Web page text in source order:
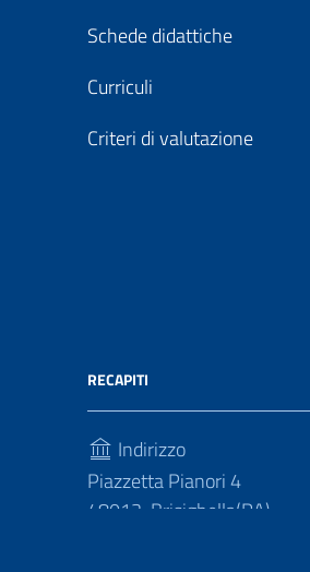
Schede didattiche
Curriculi
Criteri di valutazione
RECAPITI
Indirizzo
Piazzetta Pianori 4
48013, Brisighella(RA)